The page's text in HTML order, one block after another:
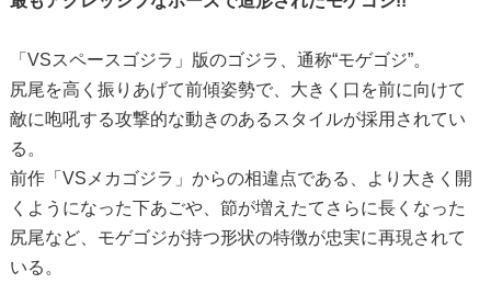
「VSスペースゴジラ」版のゴジラ、通称“モゲゴジ”。
尻尾を高く振りあげて前傾姿勢で、大きく口を前に向けて
敵に咆吼する攻撃的な動きのあるスタイルが採用されてい
る。
前作「VSメカゴジラ」からの相違点である、より大きく開
くようになった下あごや、節が増えたてさらに長くなった
尻尾など、モゲゴジが持つ形状の特徴が忠実に再現されて
いる。